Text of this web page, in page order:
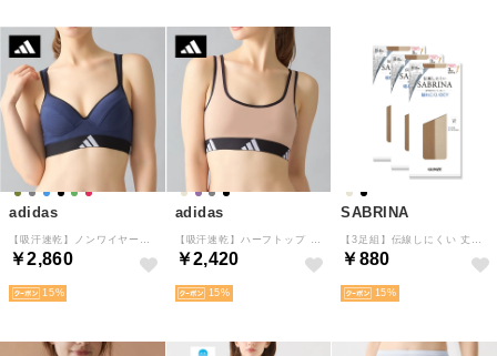
adidas
￥2,860
15
adidas
￥2,420
15
SABRINA
￥880
15